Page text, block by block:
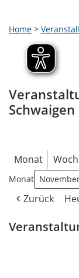
Home >
Schwaigen
Monat
Monat
Zurück